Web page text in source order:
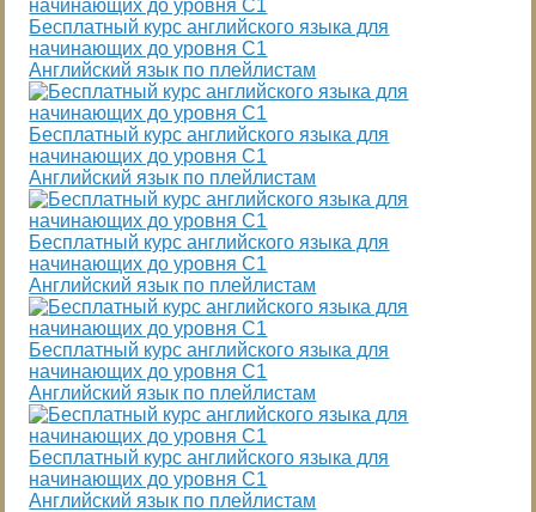
Бесплатный курс английского языка для
начинающих до уровня С1
Английский язык по плейлистам
Бесплатный курс английского языка для
начинающих до уровня С1
Английский язык по плейлистам
Бесплатный курс английского языка для
начинающих до уровня С1
Английский язык по плейлистам
Бесплатный курс английского языка для
начинающих до уровня С1
Английский язык по плейлистам
Бесплатный курс английского языка для
начинающих до уровня С1
Английский язык по плейлистам